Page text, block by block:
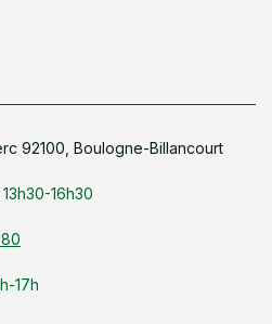
92100, Boulogne-Billancourt
13h30-16h30
17h